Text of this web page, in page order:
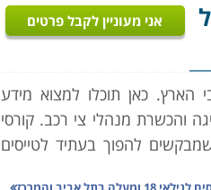
אני מעוניין לקבל פרטים
הארץ. כאן תוכלו למצוא מידע
והכשרת מנהלי צי רכב. קורסי
להפוך בעתיד לטייסים